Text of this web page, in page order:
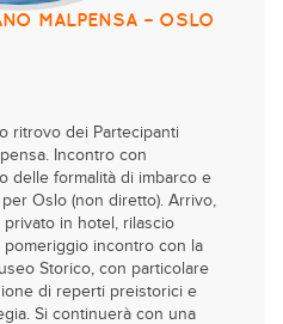
MALPENSA – OSLO
ritrovo dei Partecipanti
Incontro con
delle formalità di imbarco e
Oslo (non diretto). Arrivo,
in hotel, rilascio
pomeriggio incontro con la
Storico, con particolare
di reperti preistorici e
Si continuerà con una